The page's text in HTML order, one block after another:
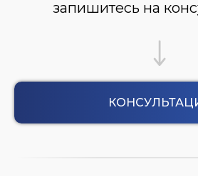
Клиника Санти - Центр очищения
TI Detailing франшиза детейлинг
запишитесь на